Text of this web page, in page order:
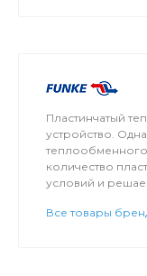
Пластинчатый
устройство.
теплообменного
количество
условий и
Все товары